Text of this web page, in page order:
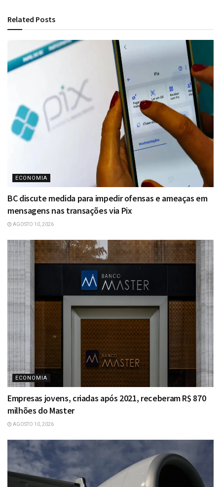
Related Posts
ECONOMIA
BC discute medida para impedir ofensas e ameaças em
mensagens nas transações via Pix
AGOSTO 10, 2026
ECONOMIA
Empresas jovens, criadas após 2021, receberam R$ 870
milhões do Master
AGOSTO 10, 2026